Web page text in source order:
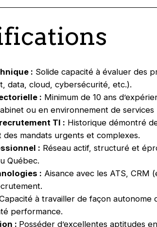
: Solide capacité à évaluer des
data, cloud, cybersécurité, etc.).
: Minimum de 10 ans
ou en environnement de services
TI : Historique démontré
des mandats urgents et complexes.
: Réseau actif, structuré et
Québec.
: Aisance avec les ATS, CRM
à travailler de façon autonome
performance.
: Posséder d’excellentes aptitudes